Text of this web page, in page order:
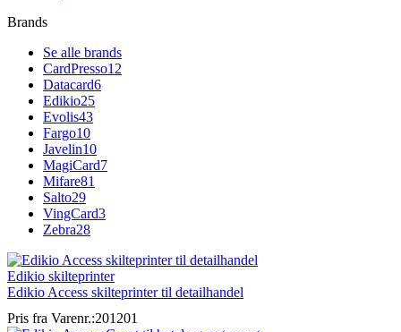
Brands
Se alle brands
CardPresso12
Datacard6
Edikio25
Evolis43
Fargo10
Javelin10
MagiCard7
Mifare81
Salto29
VingCard3
Zebra28
Edikio skilteprinter
Edikio Access skilteprinter til detailhandel
Pris fra Varenr.:201201